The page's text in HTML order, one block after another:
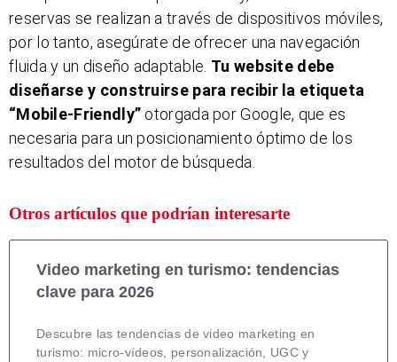
reservas se realizan a través de dispositivos móviles,
por lo tanto, asegúrate de ofrecer una navegación
fluida y un diseño adaptable. Tu website debe
diseñarse y construirse para recibir la etiqueta
“Mobile-Friendly” otorgada por Google, que es
necesaria para un posicionamiento óptimo de los
resultados del motor de búsqueda.
Otros artículos que podrían interesarte
Video marketing en turismo: tendencias
clave para 2026
Descubre las tendencias de video marketing en
turismo: micro-vídeos, personalización, UGC y